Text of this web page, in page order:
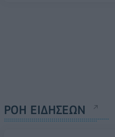
ΡΟΗ ΕΙΔΗΣΕΩΝ